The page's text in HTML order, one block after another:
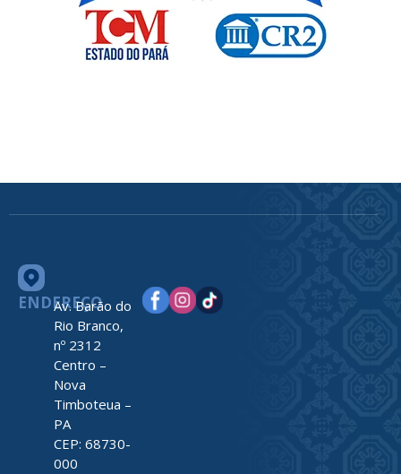
ENDEREÇO
Av. Barão do
Rio Branco,
nº 2312
Centro –
Nova
Timboteua –
PA
CEP: 68730-
000